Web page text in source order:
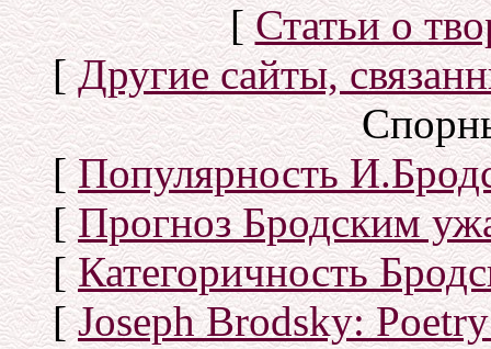
[Статьи о
[Другие сайты,
[Популярность
[Прогноз Бродским
[Категоричность
[Joseph Brodsky: